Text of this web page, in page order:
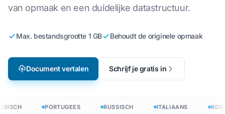
van opmaak en een duidelijke datastructuur.
Max. bestandsgrootte 1 GB Behoudt de originele opmaak
Document vertalen Schrijf je gratis in
PORTUGEES RUSSISCH ITALIAANS